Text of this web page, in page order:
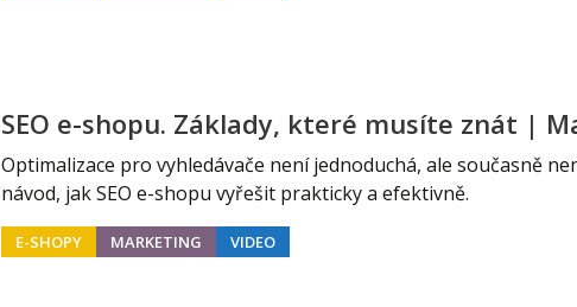
SEO e-shopu. Základy, které musíte znát |
Optimalizace pro vyhledávače není jednoduchá, ale současně
návod, jak SEO e-shopu vyřešit prakticky a efektivně.
E-SHOPY MARKETING VIDEO